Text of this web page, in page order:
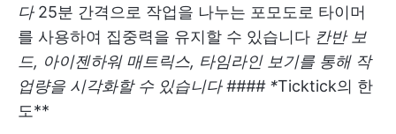
다 25분 간격으로 작업을 나누는 포모도로 타이머
를 사용하여 집중력을 유지할 수 있습니다 칸반 보
드, 아이젠하워 매트릭스, 타임라인 보기를 통해 작
업량을 시각화할 수 있습니다 #### *Ticktick의 한
도**